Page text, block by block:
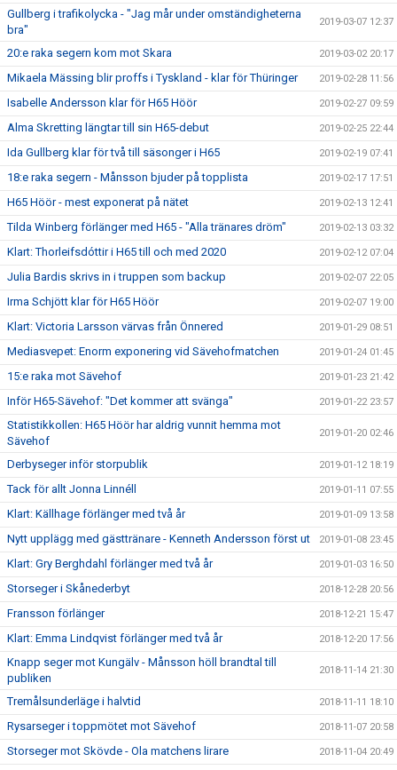
Gullberg i trafikolycka - "Jag mår under omständigheterna
bra"
2019-03-07 12:37
20:e raka segern kom mot Skara 2019-03-02 20:17
Mikaela Mässing blir proffs i Tyskland - klar för Thüringer 2019-02-28 11:56
Isabelle Andersson klar för H65 Höör 2019-02-27 09:59
Alma Skretting längtar till sin H65-debut 2019-02-25 22:44
Ida Gullberg klar för två till säsonger i H65 2019-02-19 07:41
18:e raka segern - Månsson bjuder på topplista 2019-02-17 17:51
H65 Höör - mest exponerat på nätet 2019-02-13 12:41
Tilda Winberg förlänger med H65 - "Alla tränares dröm" 2019-02-13 03:32
Klart: Thorleifsdóttir i H65 till och med 2020 2019-02-12 07:04
Julia Bardis skrivs in i truppen som backup 2019-02-07 22:05
Irma Schjött klar för H65 Höör 2019-02-07 19:00
Klart: Victoria Larsson värvas från Önnered 2019-01-29 08:51
Mediasvepet: Enorm exponering vid Sävehofmatchen 2019-01-24 01:45
15:e raka mot Sävehof 2019-01-23 21:42
Inför H65-Sävehof: "Det kommer att svänga" 2019-01-22 23:57
Statistikkollen: H65 Höör har aldrig vunnit hemma mot
Sävehof
2019-01-20 02:46
Derbyseger inför storpublik 2019-01-12 18:19
Tack för allt Jonna Linnéll 2019-01-11 07:55
Klart: Källhage förlänger med två år 2019-01-09 13:58
Nytt upplägg med gästtränare - Kenneth Andersson först ut 2019-01-08 23:45
Klart: Gry Berghdahl förlänger med två år 2019-01-03 16:50
Storseger i Skånederbyt 2018-12-28 20:56
Fransson förlänger 2018-12-21 15:47
Klart: Emma Lindqvist förlänger med två år 2018-12-20 17:56
Knapp seger mot Kungälv - Månsson höll brandtal till
publiken
2018-11-14 21:30
Tremålsunderläge i halvtid 2018-11-11 18:10
Rysarseger i toppmötet mot Sävehof 2018-11-07 20:58
Storseger mot Skövde - Ola matchens lirare 2018-11-04 20:49